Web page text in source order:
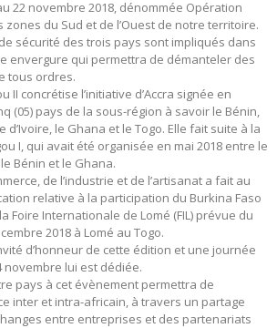
22 novembre 2018, dénommée Opération
zones du Sud et de l’Ouest de notre territoire.
sécurité des trois pays sont impliqués dans
envergure qui permettra de démanteler des
tous ordres.
II concrétise l’initiative d’Accra signée en
(05) pays de la sous-région à savoir le Bénin,
d’Ivoire, le Ghana et le Togo. Elle fait suite à la
I, qui avait été organisée en mai 2018 entre le
Bénin et le Ghana.
de l’industrie et de l’artisanat a fait au
relative à la participation du Burkina Faso
Foire Internationale de Lomé (FIL) prévue du
2018 à Lomé au Togo.
d’honneur de cette édition et une journée
lui est dédiée.
pays à cet évènement permettra de
inter et intra-africain, à travers un partage
entre entreprises et des partenariats